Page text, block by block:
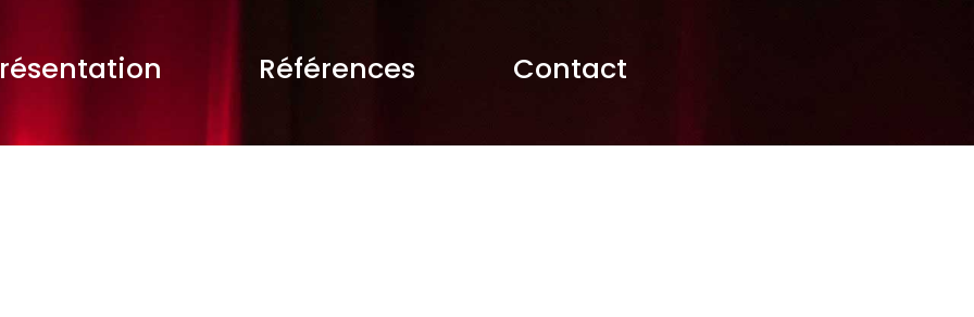
Références Contact